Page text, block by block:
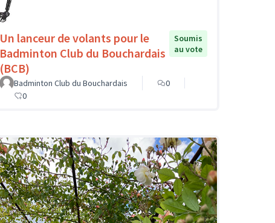
Un lanceur de volants pour le
Badminton Club du Bouchardais
(BCB)
Soumis
au vote
Badminton Club du Bouchardais
0
0